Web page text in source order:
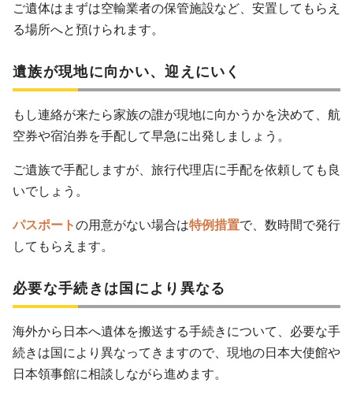
ご遺体はまずは空輸業者の保管施設など、安置してもらえ
る場所へと預けられます。
遺族が現地に向かい、迎えにいく
もし連絡が来たら家族の誰が現地に向かうかを決めて、航
空券や宿泊券を手配して早急に出発しましょう。
ご遺族で手配しますが、旅行代理店に手配を依頼しても良
いでしょう。
パスポートの用意がない場合は特例措置で、数時間で発行
してもらえます。
必要な手続きは国により異なる
海外から日本へ遺体を搬送する手続きについて、必要な手
続きは国により異なってきますので、現地の日本大使館や
日本領事館に相談しながら進めます。